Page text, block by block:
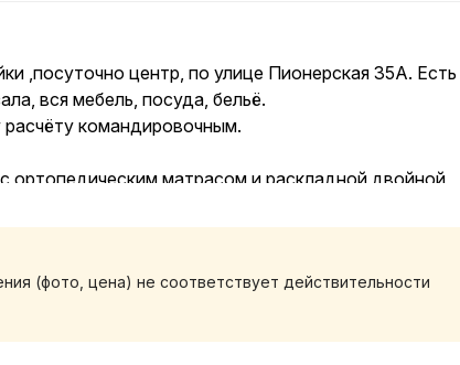
,посуточно центр, по улице Пионерская 35А. Есть
вся мебель, посуда, бельё.
командировочным.
ортопедическим матрасом и раскладной двойной
с кухни. С окна вид на весь город! Виден штык
здания города.
не сдается.
проживающих и срока проживания.
с печатью. также при поздних заездах
(фото, цена) не соответствует действительности